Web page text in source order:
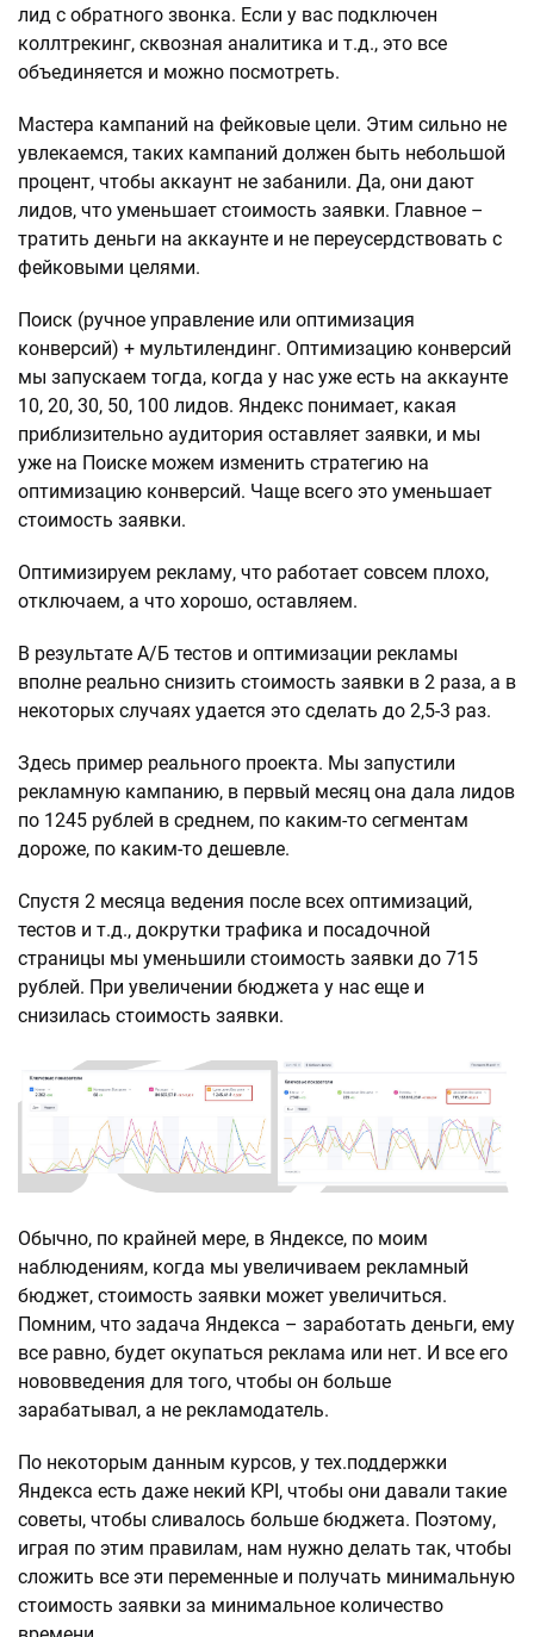
лид с обратного звонка. Если у вас подключен
коллтрекинг, сквозная аналитика и т.д., это все
объединяется и можно посмотреть.
Мастера кампаний на фейковые цели. Этим сильно не
увлекаемся, таких кампаний должен быть небольшой
процент, чтобы аккаунт не забанили. Да, они дают
лидов, что уменьшает стоимость заявки. Главное –
тратить деньги на аккаунте и не переусердствовать с
фейковыми целями.
Поиск (ручное управление или оптимизация
конверсий) + мультилендинг. Оптимизацию конверсий
мы запускаем тогда, когда у нас уже есть на аккаунте
10, 20, 30, 50, 100 лидов. Яндекс понимает, какая
приблизительно аудитория оставляет заявки, и мы
уже на Поиске можем изменить стратегию на
оптимизацию конверсий. Чаще всего это уменьшает
стоимость заявки.
Оптимизируем рекламу, что работает совсем плохо,
отключаем, а что хорошо, оставляем.
В результате А/Б тестов и оптимизации рекламы
вполне реально снизить стоимость заявки в 2 раза, а в
некоторых случаях удается это сделать до 2,5-3 раз.
Здесь пример реального проекта. Мы запустили
рекламную кампанию, в первый месяц она дала лидов
по 1245 рублей в среднем, по каким-то сегментам
дороже, по каким-то дешевле.
Спустя 2 месяца ведения после всех оптимизаций,
тестов и т.д., докрутки трафика и посадочной
страницы мы уменьшили стоимость заявки до 715
рублей. При увеличении бюджета у нас еще и
снизилась стоимость заявки.
Обычно, по крайней мере, в Яндексе, по моим
наблюдениям, когда мы увеличиваем рекламный
бюджет, стоимость заявки может увеличиться.
Помним, что задача Яндекса – заработать деньги, ему
все равно, будет окупаться реклама или нет. И все его
нововведения для того, чтобы он больше
зарабатывал, а не рекламодатель.
По некоторым данным курсов, у тех.поддержки
Яндекса есть даже некий KPI, чтобы они давали такие
советы, чтобы сливалось больше бюджета. Поэтому,
играя по этим правилам, нам нужно делать так, чтобы
сложить все эти переменные и получать минимальную
стоимость заявки за минимальное количество